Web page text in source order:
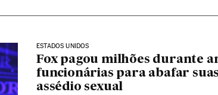
ESTADOS UNIDOS
Fox pagou milhões durante
funcionárias para abafar
assédio sexual